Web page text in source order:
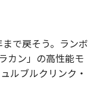
で戻そう。ランボ
カン」の高性能モ
ルブルクリンク・